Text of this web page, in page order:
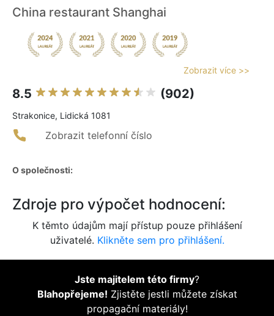
China restaurant Shanghai
Zobrazit více >>
8.5 (902)
Strakonice, Lidická 1081
Zobrazit telefonní číslo
O společnosti:
Zdroje pro výpočet hodnocení:
K těmto údajům mají přístup pouze přihlášení
uživatelé. Klikněte sem pro přihlášení.
Jste majitelem této firmy?
Blahopřejeme! Zjistěte jestli můžete získat
propagační materiály!